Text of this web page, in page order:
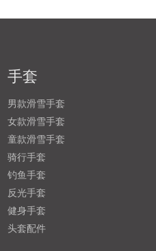
手套
男款滑雪手套
女款滑雪手套
童款滑雪手套
骑行手套
钓鱼手套
反光手套
健身手套
头套配件